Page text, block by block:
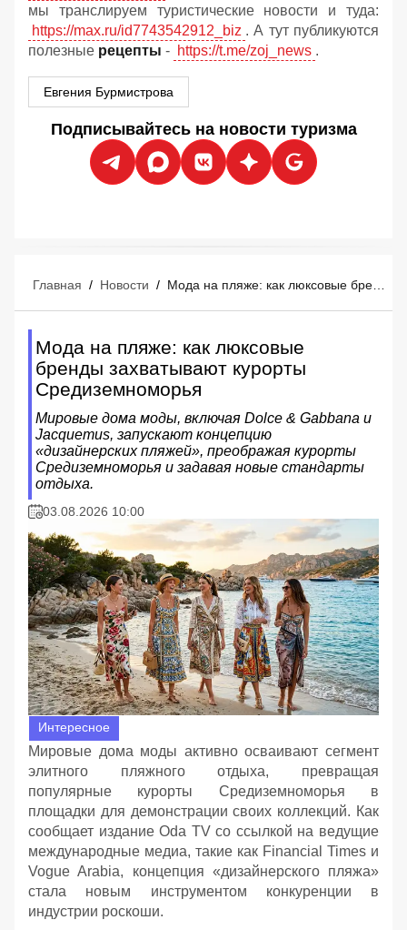
мы транслируем туристические новости и туда:
https://max.ru/id7743542912_biz . А тут публикуются
полезные рецепты - https://t.me/zoj_news .
Евгения Бурмистрова
Подписывайтесь на новости туризма
Главная / Новости / Мода на пляже: как люксовые бренды захватывают курорты Средиземноморья
Мода на пляже: как люксовые
бренды захватывают курорты
Средиземноморья
Мировые дома моды, включая Dolce & Gabbana и
Jacquemus, запускают концепцию
«дизайнерских пляжей», преображая курорты
Средиземноморья и задавая новые стандарты
отдыха.
03.08.2026 10:00
Интересное
Мировые дома моды активно осваивают сегмент
элитного пляжного отдыха, превращая
популярные курорты Средиземноморья в
площадки для демонстрации своих коллекций. Как
сообщает издание Oda TV со ссылкой на ведущие
международные медиа, такие как Financial Times и
Vogue Arabia, концепция «дизайнерского пляжа»
стала новым инструментом конкуренции в
индустрии роскоши.